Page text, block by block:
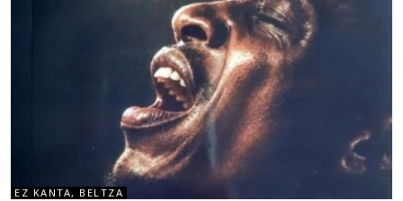
EZ KANTA, BELTZA